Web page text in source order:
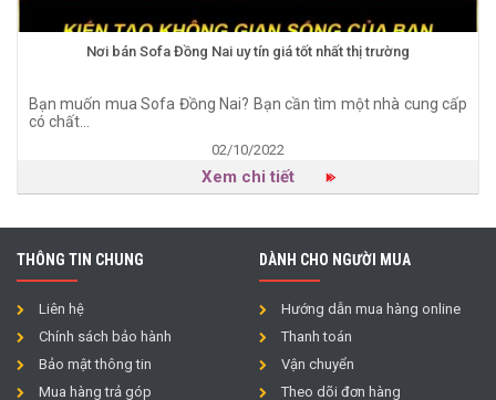
Nơi bán Sofa Đồng Nai uy tín giá tốt nhất thị trường
Bạn muốn mua Sofa Đồng Nai? Bạn cần tìm một nhà cung cấp
có chất...
02/10/2022
Xem chi tiết
THÔNG TIN CHUNG
Liên hệ
Chính sách bảo hành
Bảo mật thông tin
Mua hàng trả góp
DÀNH CHO NGƯỜI MUA
Hướng dẫn mua hàng online
Thanh toán
Vận chuyển
Theo dõi đơn hàng